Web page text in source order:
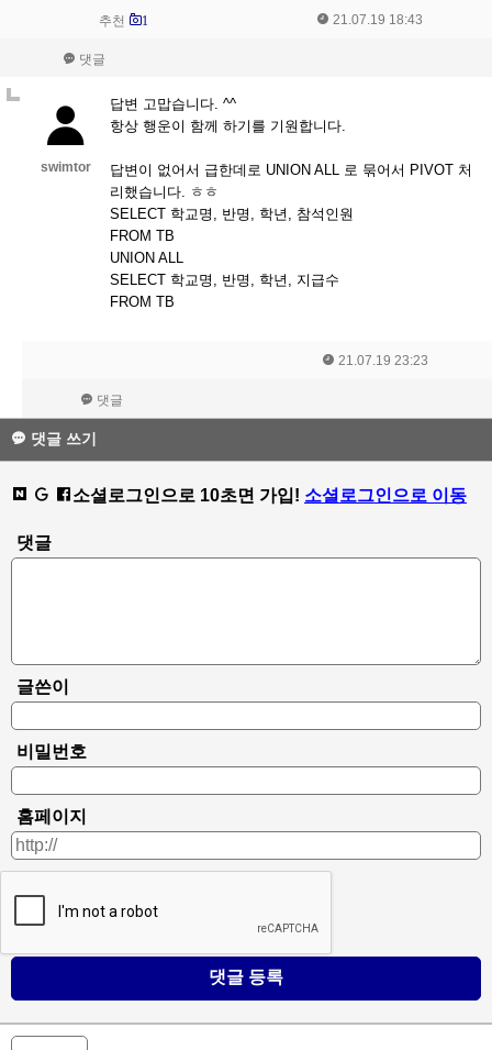
21.07.19 18:43
추천 1
댓글
swimtor
답변 고맙습니다. ^^
항상 행운이 함께 하기를 기원합니다.
답변이 없어서 급한데로 UNION ALL 로 묶어서 PIVOT 처
리했습니다. ㅎㅎ
SELECT 학교명, 반명, 학년, 참석인원
FROM TB
UNION ALL
SELECT 학교명, 반명, 학년, 지급수
FROM TB
21.07.19 23:23
댓글
댓글 쓰기
소셜로그인으로 10초면 가입! 소셜로그인으로 이동
댓글
글쓴이
비밀번호
홈페이지
댓글 등록